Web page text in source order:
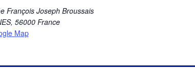
François Joseph Broussais
, 56000 France
Map